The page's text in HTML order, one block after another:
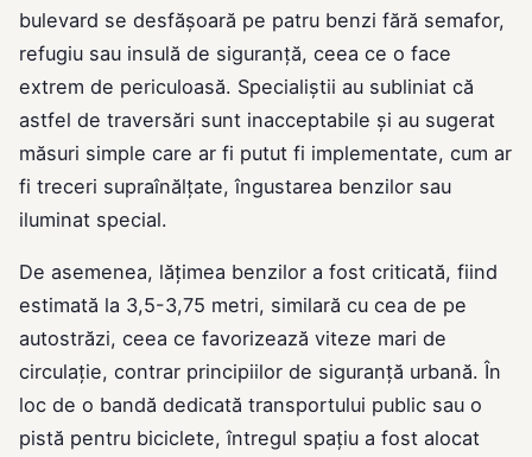
bulevard se desfășoară pe patru benzi fără semafor,
refugiu sau insulă de siguranță, ceea ce o face
extrem de periculoasă. Specialiștii au subliniat că
astfel de traversări sunt inacceptabile și au sugerat
măsuri simple care ar fi putut fi implementate, cum ar
fi treceri supraînălțate, îngustarea benzilor sau
iluminat special.
De asemenea, lățimea benzilor a fost criticată, fiind
estimată la 3,5-3,75 metri, similară cu cea de pe
autostrăzi, ceea ce favorizează viteze mari de
circulație, contrar principiilor de siguranță urbană. În
loc de o bandă dedicată transportului public sau o
pistă pentru biciclete, întregul spațiu a fost alocat